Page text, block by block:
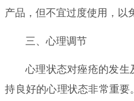
产品，但不宜过度使用，以
三、心理调节
心理状态对痤疮的发生
持良好的心理状态非常重